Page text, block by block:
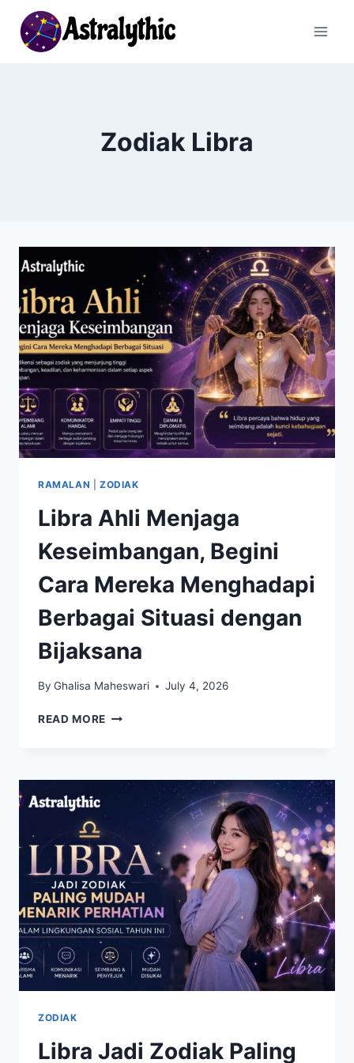
content
Zodiak Libra
RAMALAN ZODIAK
Libra Ahli Menjaga
Keseimbangan, Begini
Cara Mereka Menghadapi
Berbagai Situasi dengan
Bijaksana
By Ghalisa Maheswari July 4, 2026
READ MORE LIBRA
BEGINI
CARA
BERBAGAI
SITUASI
DENGAN
BIJAKSANA
ZODIAK
Libra Jadi Zodiak Paling